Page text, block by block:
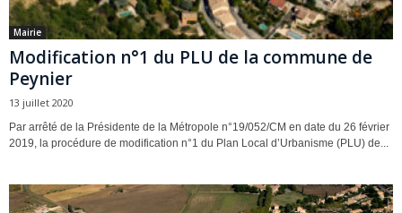
Mairie
Modification n°1 du PLU de la commune de
Peynier
13 juillet 2020
Par arrêté de la Présidente de la Métropole n°19/052/CM en date du 26 février
2019, la procédure de modification n°1 du Plan Local d’Urbanisme (PLU) de...